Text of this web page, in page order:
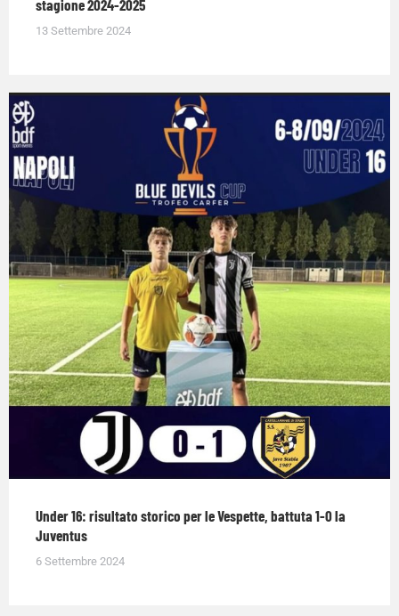
stagione 2024-2025
13 Settembre 2024
Under 16: risultato storico per le Vespette, battuta 1-0 la
Juventus
6 Settembre 2024